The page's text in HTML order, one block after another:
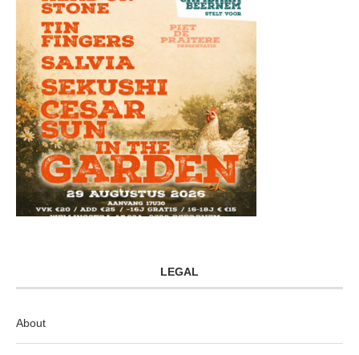
LEGAL
About